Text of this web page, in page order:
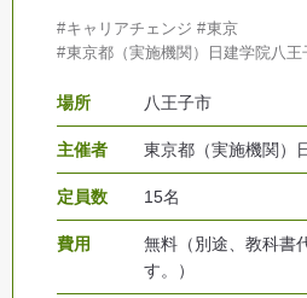
キャリアチェンジ
東京
東京都（実施機関）日建学院八王
場所 八王子市
主催者 東京都（実施機関）
定員数 15名
費用
無料（別途、教科書
す。）